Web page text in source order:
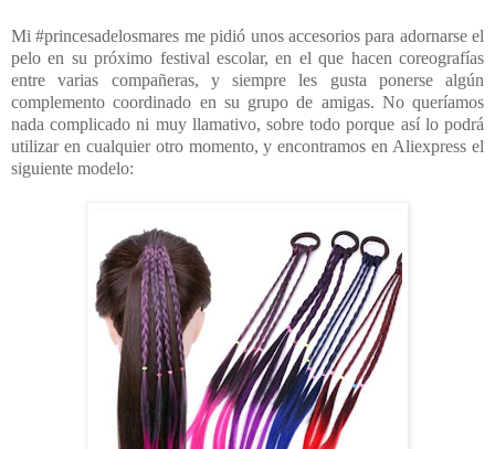
Mi #princesadelosmares me pidió unos accesorios para adornarse el
pelo en su próximo festival escolar, en el que hacen coreografías
entre varias compañeras, y siempre les gusta ponerse algún
complemento coordinado en su grupo de amigas. No queríamos
nada complicado ni muy llamativo, sobre todo porque así lo podrá
utilizar en cualquier otro momento, y encontramos en Aliexpress el
siguiente modelo: